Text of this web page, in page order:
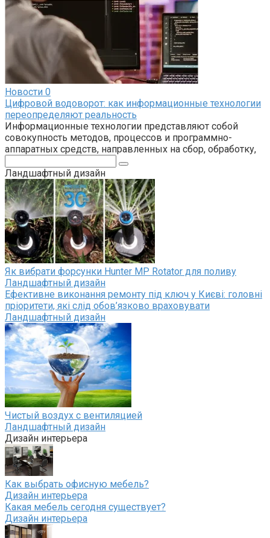
Новости 0
Цифровой водоворот: как информационные технологии
переопределяют реальность
Информационные технологии представляют собой
совокупность методов, процессов и программно-
аппаратных средств, направленных на сбор, обработку,
Ландшафтный дизайн
Як вибрати форсунки Hunter MP Rotator для поливу
Ландшафтный дизайн
Ефективне виконання ремонту під ключ у Києві: головні
пріоритети, які слід обов’язково враховувати
Ландшафтный дизайн
Чистый воздух с вентиляцией
Ландшафтный дизайн
Дизайн интерьера
Как выбрать офисную мебель?
Дизайн интерьера
Какая мебель сегодня существует?
Дизайн интерьера